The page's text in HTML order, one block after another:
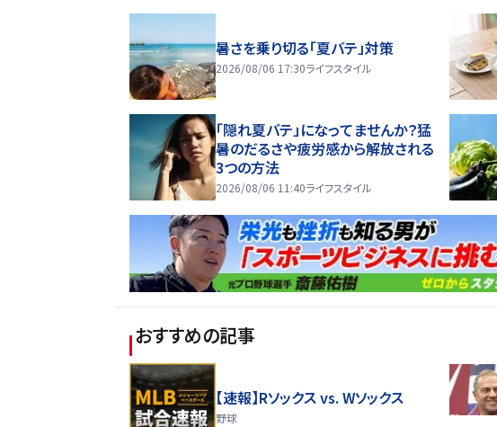
暑さを乗り切る「夏バテ」対策
2026/08/06 17:30ライフスタイル
「隠れ夏バテ」になってませんか？猛
暑のだるさや疲労感から解放される
3つの方法
2026/08/06 11:40ライフスタイル
おすすめの記事
【速報】Rソックス vs. Wソックス
野球